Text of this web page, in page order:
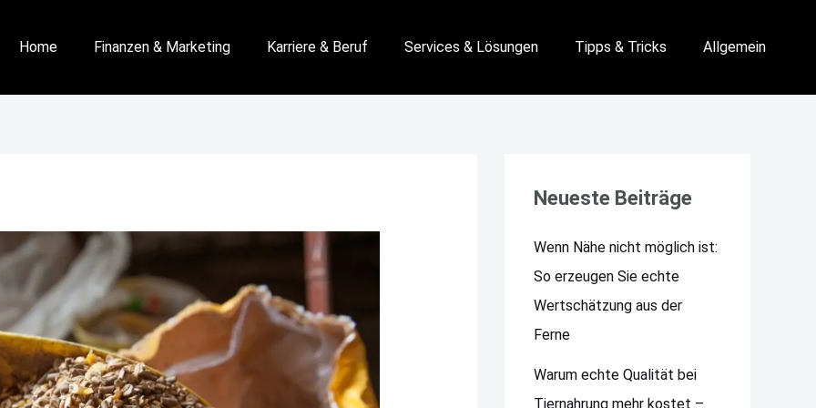
Home Finanzen & Marketing Karriere & Beruf Services & Lösungen Tipps & Tricks Allgemein
Neueste Beiträge
Wenn Nähe nicht möglich ist:
So erzeugen Sie echte
Wertschätzung aus der
Ferne
Warum echte Qualität bei
Tiernahrung mehr kostet –